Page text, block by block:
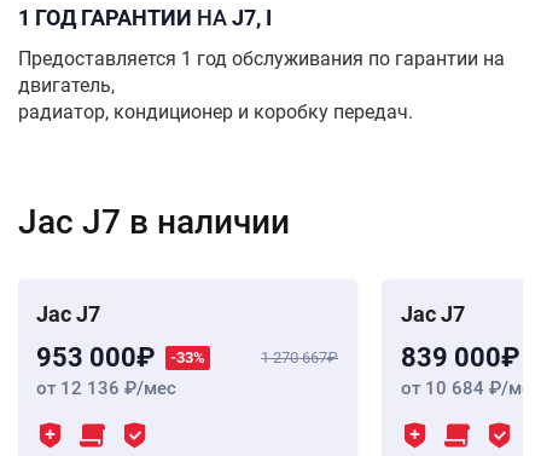
1 ГОД ГАРАНТИИ НАJ7, I
Предоставляется 1 год обслуживания по гарантии на
двигатель,
радиатор, кондиционер и коробку передач.
Jac J7 в наличии
Jac J7
953 000 -33% 1 270 667
от 12 136 /мес
Jac J7
839 000
от 10 684 /мес